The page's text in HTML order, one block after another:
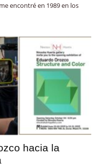
encontré en 1989 en los
hacia la